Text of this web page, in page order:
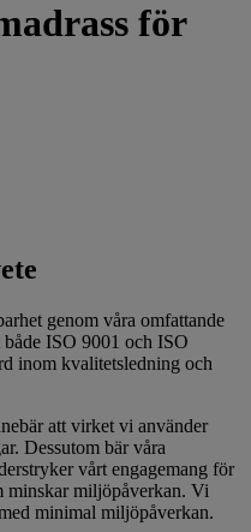
för
genom våra omfattande
ISO 9001 och ISO
inom kvalitetsledning och
att virket vi använder
Dessutom bär våra
vårt engagemang för
minskar miljöpåverkan. Vi
minimal miljöpåverkan.